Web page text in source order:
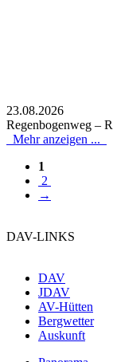
23.08.2026
Regenbogenweg –
Mehr anzeigen ...
1
2
→
DAV-LINKS
DAV
JDAV
AV-Hütten
Bergwetter
Auskunft